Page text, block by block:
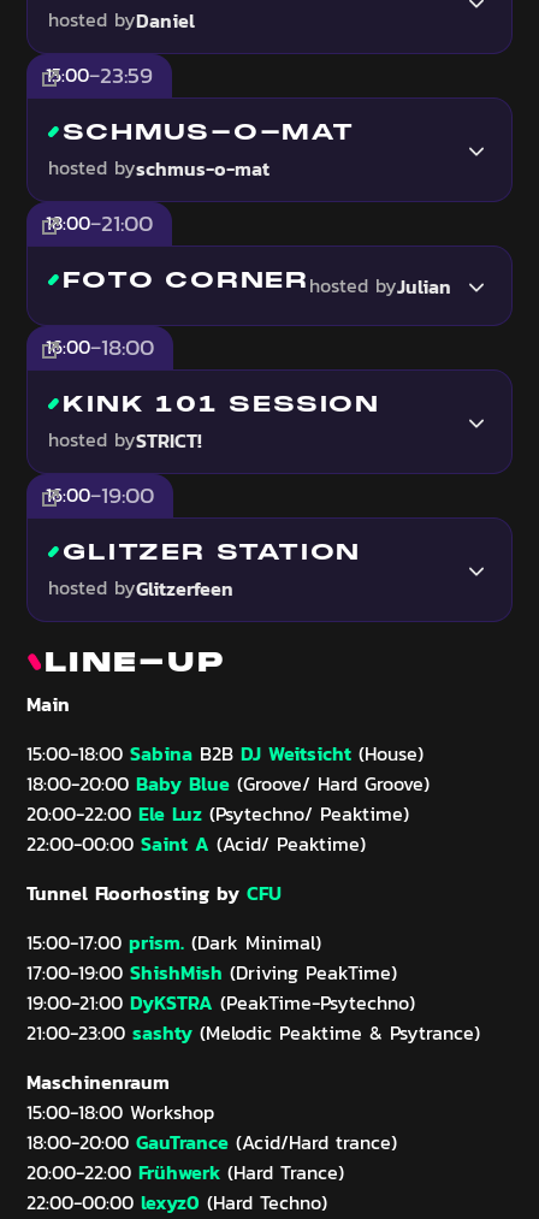
hosted byDaniel
15:00–23:59
SCHMUS-O-MAT
hosted byschmus-o-mat
18:00–21:00
FOTO CORNERhosted byJulian
16:00–18:00
KINK 101 SESSION
hosted bySTRICT!
16:00–19:00
GLITZER STATION
hosted byGlitzerfeen
LINE-UP
Main
15:00-18:00Sabina B2BDJ Weitsicht (House)
18:00-20:00Baby Blue (Groove/ Hard Groove)
20:00-22:00Ele Luz (Psytechno/ Peaktime)
22:00-00:00Saint A (Acid/ Peaktime)
Tunnel Floorhosting byCFU
15:00-17:00 prism. (Dark Minimal)
17:00-19:00ShishMish (Driving PeakTime)
19:00-21:00DyKSTRA (PeakTime-Psytechno)
21:00-23:00sashty (Melodic Peaktime & Psytrance)
Maschinenraum
15:00-18:00 Workshop
18:00-20:00GauTrance (Acid/Hard trance)
20:00-22:00Frühwerk (Hard Trance)
22:00-00:00lexyz0 (Hard Techno)